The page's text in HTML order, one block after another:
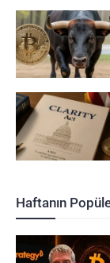
Haftanın